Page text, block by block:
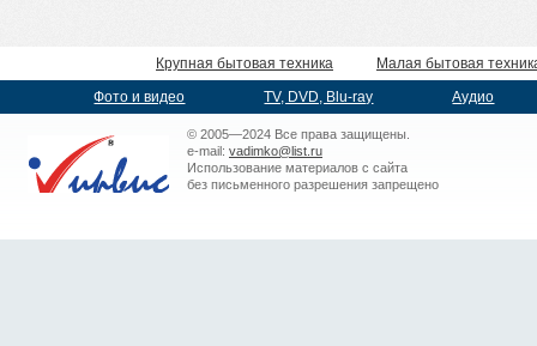
Крупная бытовая техника
Малая бытовая
Фото и видео
TV, DVD, Blu-ray Аудио
© 2005—2024 Все права защищены.
e-mail: vadimko@list.ru
Использование материалов с сайта
без письменного разрешения запрещено